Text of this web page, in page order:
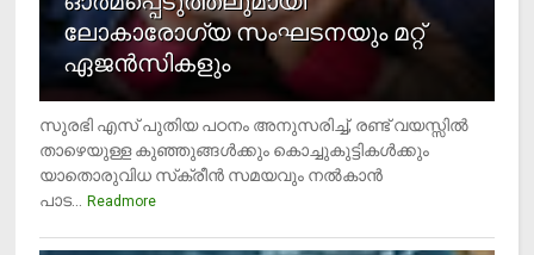
ലോകാരോഗ്യ സംഘടനയും മറ്റ്
ഏജന്‍സികളും
സുരഭി എസ് പുതിയ പഠനം അനുസരിച്ച്, രണ്ട് വയസ്സില്‍
താഴെയുള്ള കുഞ്ഞുങ്ങള്‍ക്കും കൊച്ചുകുട്ടികള്‍ക്കും
യാതൊരുവിധ സ്‌ക്രീന്‍ സമയവും നല്‍കാന്‍
പാട...
Readmore